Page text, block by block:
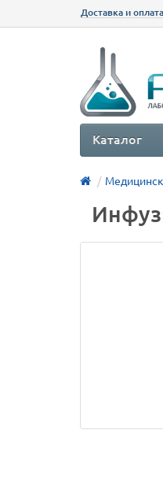
Доставка и оплата
Каталог